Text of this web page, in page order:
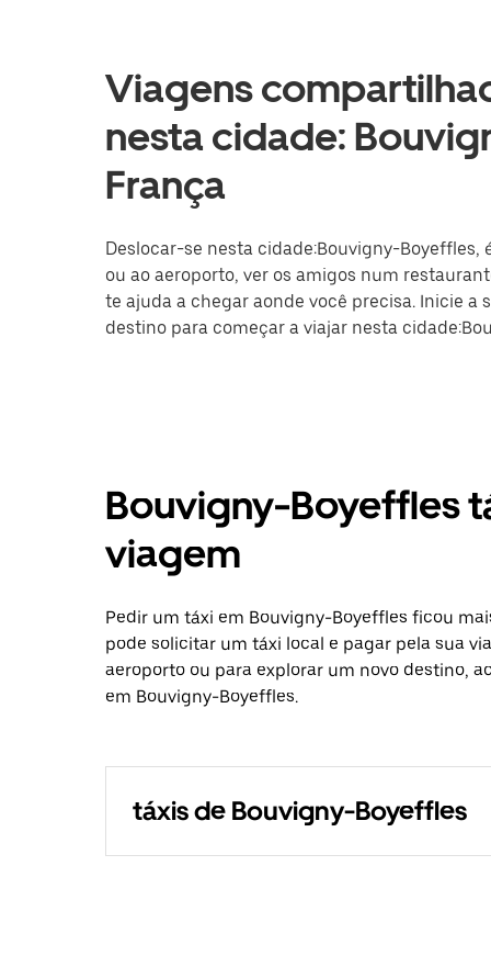
Viagens
nesta cidade:
França
Deslocar-se nesta cidade:Bouvigny-Boyeffles,
ou ao aeroporto, ver os amigos num
te ajuda a chegar aonde você precisa. Inicie a
destino para começar a viajar nesta
Bouvigny-Boyeffles
viagem
Pedir um táxi em Bouvigny-Boyeffles ficou
pode solicitar um táxi local e pagar pela sua
aeroporto ou para explorar um novo destino,
em Bouvigny-Boyeffles.
táxis de Bouvigny-Boyeffles